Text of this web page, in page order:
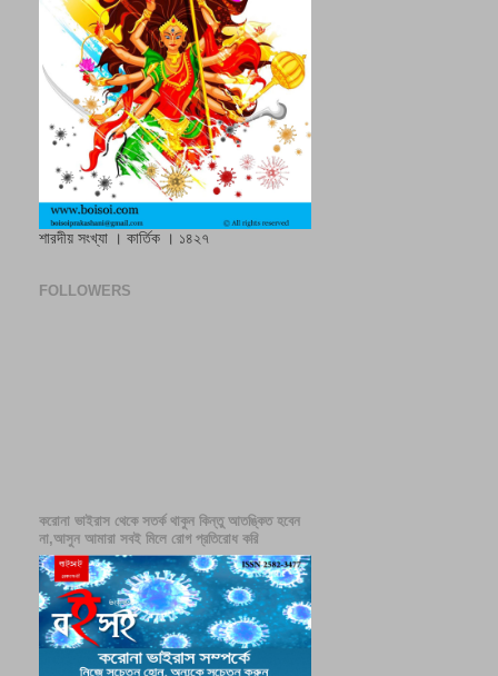
শারদীয় সংখ্যা । কার্তিক । ১৪২৭
FOLLOWERS
করোনা ভাইরাস থেকে সতর্ক থাকুন কিন্তু আতঙ্কিত হবেন
না,আসুন আমারা সবই মিলে রোগ প্রতিরোধ করি